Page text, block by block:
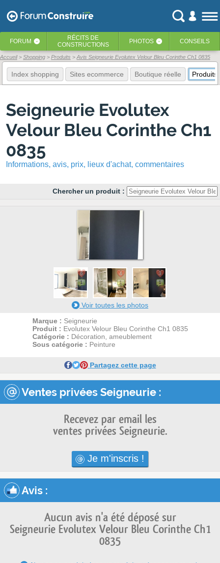
FORUM ‹ RÉCITS DE
CONSTRUCTIONS
PHOTOS ‹ CONSEILS
Accueil Shopping Produits Avis Seigneurie Evolutex Velour Bleu Corinthe Ch1 0835
Index shopping Sites ecommerce Boutique réelle Produits
Seigneurie Evolutex
Velour Bleu Corinthe Ch1
0835
Informations, avis, prix, lieux d'achat, commentaires
Chercher un produit :
6
1
4
1
3
1
Voir toutes les photos
Marque : Seigneurie
Produit : Evolutex Velour Bleu Corinthe Ch1 0835
Catégorie : Décoration, ameublement
Sous catégorie : Peinture
Partagez cette page
Ventes privées Seigneurie :
Recevez par email les
ventes privées Seigneurie.
Je m'inscris !
Avis :
Aucun avis n'a été déposé sur
Seigneurie Evolutex Velour Bleu Corinthe Ch1
0835